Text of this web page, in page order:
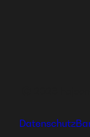
Datenschutz